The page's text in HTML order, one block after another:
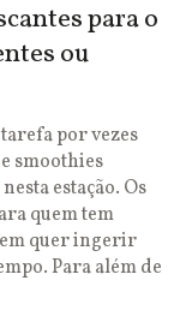
para o
ou
por vezes
smoothies
estação. Os
quem tem
quer ingerir
Para além de